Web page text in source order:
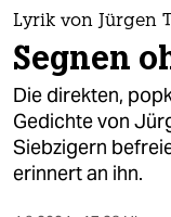
themen
politik
öko
gesellschaft
Lyrik von Jürgen
Segnen
Die direkten,
Gedichte von
Siebzigern
erinnert an ihn.